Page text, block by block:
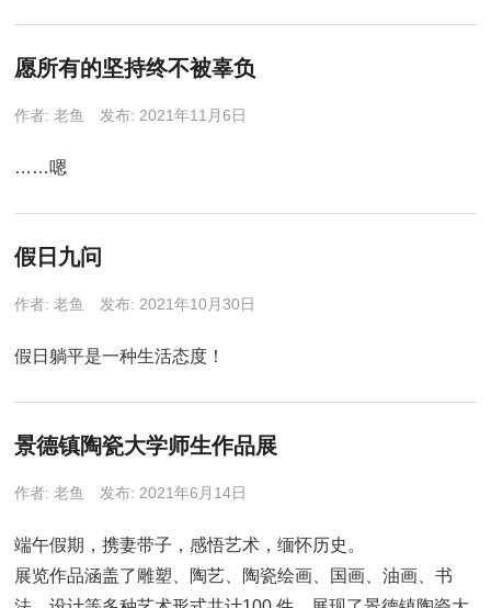
愿所有的坚持终不被辜负
作者:老鱼 发布: 2021年11月6日
……嗯
假日九问
作者:老鱼 发布: 2021年10月30日
假日躺平是一种生活态度！
景德镇陶瓷大学师生作品展
作者:老鱼 发布: 2021年6月14日
端午假期，携妻带子，感悟艺术，缅怀历史。
展览作品涵盖了雕塑、陶艺、陶瓷绘画、国画、油画、书